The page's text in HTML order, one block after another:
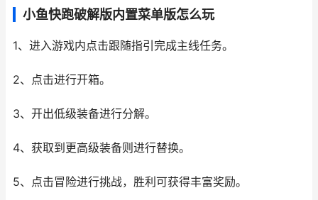
小鱼快跑破解版内置菜单版怎么玩
1、进入游戏内点击跟随指引完成主线任务。
2、点击进行开箱。
3、开出低级装备进行分解。
4、获取到更高级装备则进行替换。
5、点击冒险进行挑战，胜利可获得丰富奖励。